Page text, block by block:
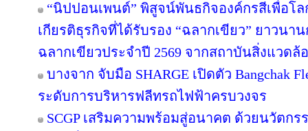
“นิปปอนเพนต์” พิสูจน์พันธกิจองค์กรสีเพื่อโ
เกียรติธุรกิจที่ได้รับรอง “ฉลากเขียว” ยาวนา
ฉลากเขียวประจำปี 2569 จากสถาบันสิ่งแวดล้
บางจาก จับมือ SHARGE เปิดตัว Bangchak
ระดับการบริหารฟลีทรถไฟฟ้าครบวงจร
SCGP เสริมความพร้อมสู่อนาคต ด้วยนวัตก